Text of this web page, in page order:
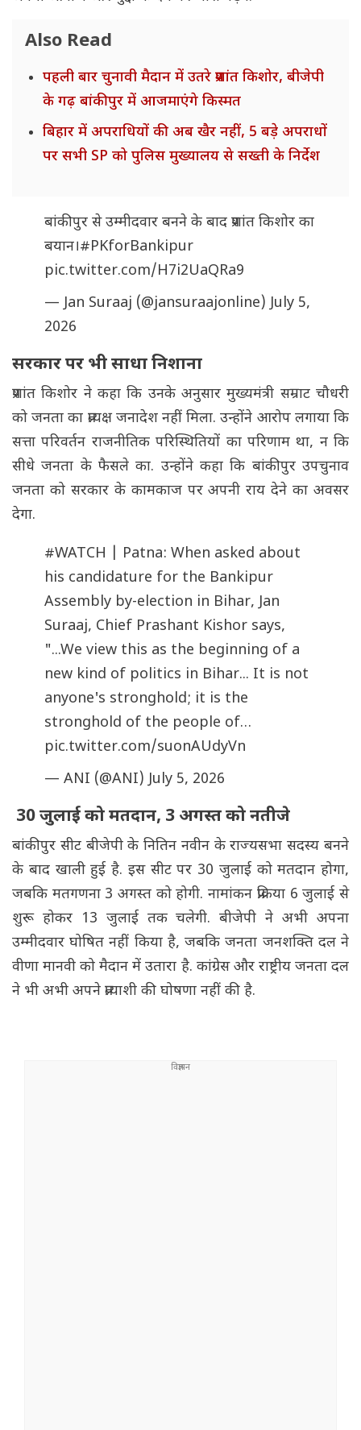
Also Read
पहली बार चुनावी मैदान में उतरे प्रशांत किशोर, बीजेपी
के गढ़ बांकीपुर में आजमाएंगे किस्मत
बिहार में अपराधियों की अब खैर नहीं, 5 बड़े अपराधों
पर सभी SP को पुलिस मुख्यालय से सख्ती के निर्देश
बांकीपुर से उम्मीदवार बनने के बाद प्रशांत किशोर का
बयान।#PKforBankipur
pic.twitter.com/H7i2UaQRa9
— Jan Suraaj (@jansuraajonline)July 5,
2026
सरकार पर भी साधा निशाना
प्रशांत किशोर ने कहा कि उनके अनुसार मुख्यमंत्री सम्राट चौधरी
को जनता का प्रत्यक्ष जनादेश नहीं मिला. उन्होंने आरोप लगाया कि
सत्ता परिवर्तन राजनीतिक परिस्थितियों का परिणाम था, न कि
सीधे जनता के फैसले का. उन्होंने कहा कि बांकीपुर उपचुनाव
जनता को सरकार के कामकाज पर अपनी राय देने का अवसर
देगा.
#WATCH | Patna: When asked about
his candidature for the Bankipur
Assembly by-election in Bihar, Jan
Suraaj, Chief Prashant Kishor says,
"...We view this as the beginning of a
new kind of politics in Bihar... It is not
anyone's stronghold; it is the
stronghold of the people of…
pic.twitter.com/suonAUdyVn
— ANI (@ANI)July 5, 2026
30 जुलाई को मतदान, 3 अगस्त को नतीजे
बांकीपुर सीट बीजेपी के नितिन नवीन के राज्यसभा सदस्य बनने
के बाद खाली हुई है. इस सीट पर 30 जुलाई को मतदान होगा,
जबकि मतगणना 3 अगस्त को होगी. नामांकन प्रक्रिया 6 जुलाई से
शुरू होकर 13 जुलाई तक चलेगी. बीजेपी ने अभी अपना
उम्मीदवार घोषित नहीं किया है, जबकि जनता जनशक्ति दल ने
वीणा मानवी को मैदान में उतारा है. कांग्रेस और राष्ट्रीय जनता दल
ने भी अभी अपने प्रत्याशी की घोषणा नहीं की है.